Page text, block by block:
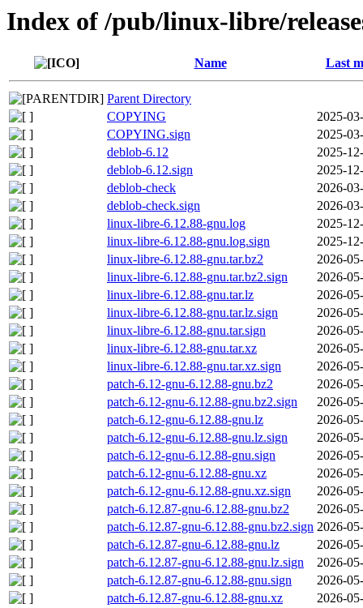
Index of /pub/linux-libre/
Name Last
Parent Directory
COPYING
2025-
COPYING.sign
2025-
deblob-6.12
2025-
deblob-6.12.sign
2025-
deblob-check
2026-
deblob-check.sign
2026-
linux-libre-6.12.88-gnu.log
2025-
linux-libre-6.12.88-gnu.log.sign
2025-
linux-libre-6.12.88-gnu.tar.bz2
2026-
linux-libre-6.12.88-gnu.tar.bz2.sign
2026-
linux-libre-6.12.88-gnu.tar.lz
2026-
linux-libre-6.12.88-gnu.tar.lz.sign
2026-
linux-libre-6.12.88-gnu.tar.sign
2026-
linux-libre-6.12.88-gnu.tar.xz
2026-
linux-libre-6.12.88-gnu.tar.xz.sign
2026-
patch-6.12-gnu-6.12.88-gnu.bz2
2026-
patch-6.12-gnu-6.12.88-gnu.bz2.sign
2026-
patch-6.12-gnu-6.12.88-gnu.lz
2026-
patch-6.12-gnu-6.12.88-gnu.lz.sign
2026-
patch-6.12-gnu-6.12.88-gnu.sign
2026-
patch-6.12-gnu-6.12.88-gnu.xz
2026-
patch-6.12-gnu-6.12.88-gnu.xz.sign
2026-
patch-6.12.87-gnu-6.12.88-gnu.bz2
2026-
patch-6.12.87-gnu-6.12.88-gnu.bz2.sign 2026-
patch-6.12.87-gnu-6.12.88-gnu.lz
2026-
patch-6.12.87-gnu-6.12.88-gnu.lz.sign
2026-
patch-6.12.87-gnu-6.12.88-gnu.sign
2026-
patch-6.12.87-gnu-6.12.88-gnu.xz
2026-